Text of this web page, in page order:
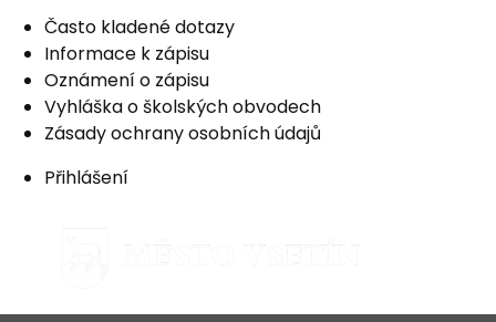
Často kladené dotazy
Informace k zápisu
Oznámení o zápisu
Vyhláška o školských obvodech
Zásady ochrany osobních údajů
Přihlášení